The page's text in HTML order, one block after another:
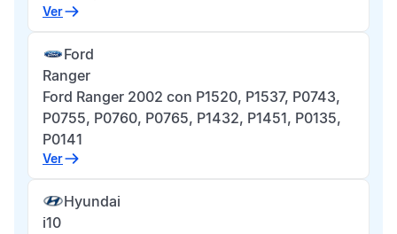
Ver
Ford
Ranger
Ford Ranger 2002 con P1520, P1537, P0743,
P0755, P0760, P0765, P1432, P1451, P0135,
P0141
Ver
Hyundai
i10